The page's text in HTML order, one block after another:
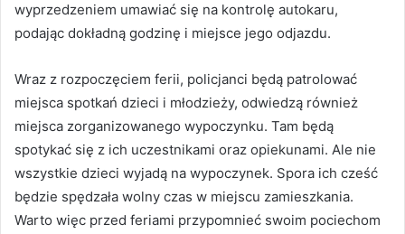
wyprzedzeniem umawiać się na kontrolę autokaru,
podając dokładną godzinę i miejsce jego odjazdu.
Wraz z rozpoczęciem ferii, policjanci będą patrolować
miejsca spotkań dzieci i młodzieży, odwiedzą również
miejsca zorganizowanego wypoczynku. Tam będą
spotykać się z ich uczestnikami oraz opiekunami. Ale nie
wszystkie dzieci wyjadą na wypoczynek. Spora ich cześć
będzie spędzała wolny czas w miejscu zamieszkania.
Warto więc przed feriami przypomnieć swoim pociechom